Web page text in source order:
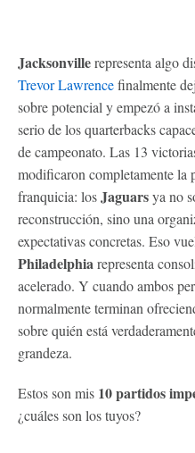
Jacksonvillerepresenta algo
Trevor Lawrencefinalmente
sobre potencial y empezó a
serio de los quarterbacks
de campeonato. Las 13
modificaron completamente la
franquicia: losJaguarsya no
reconstrucción, sino una
expectativas concretas. Eso
Philadelphia representa
acelerado. Y cuando ambos
normalmente terminan
sobre quién está
grandeza.
Estos son mis 10 partidos
¿cuáles son los tuyos?